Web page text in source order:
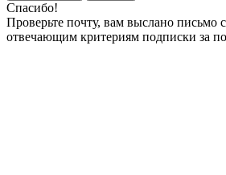
Спасибо!
Проверьте почту, вам выслано письмо
отвечающим критериям подписки за